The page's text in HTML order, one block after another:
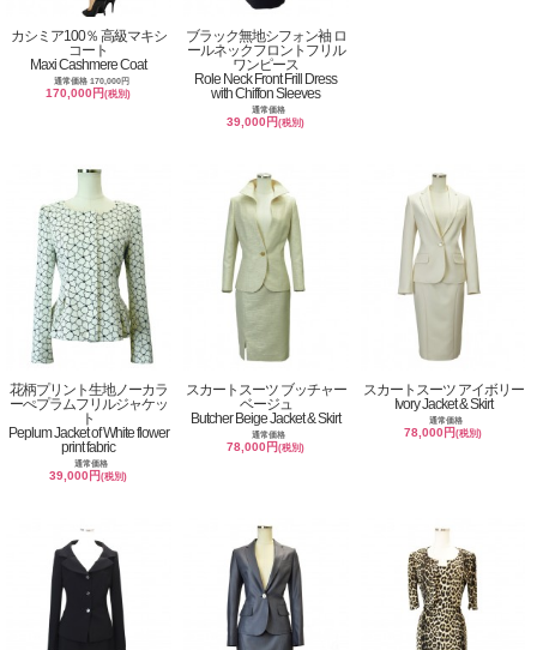
カシミア100％ 高級マキシ
コート
Maxi Cashmere Coat
通常価格 170,000円
170,000円(税別)
ブラック無地シフォン袖 ロ
ールネックフロントフリル
ワンピース
Role Neck Front Frill Dress
with Chiffon Sleeves
通常価格
39,000円(税別)
花柄プリント生地ノーカラ
ーぺプラムフリルジャケッ
ト
Peplum Jacket of White flower
print fabric
通常価格
39,000円(税別)
スカートスーツ ブッチャー
ベージュ
Butcher Beige Jacket & Skirt
通常価格
78,000円(税別)
スカートスーツ アイボリー
Ivory Jacket & Skirt
通常価格
78,000円(税別)